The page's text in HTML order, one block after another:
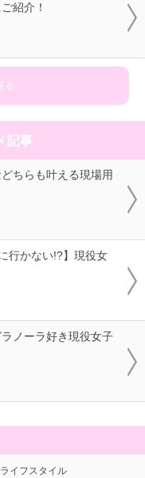
紹介！
る
記事
ちらも叶える現場用
行かない!?】現役女
ラノーラ好き現役女子
ライフスタイル